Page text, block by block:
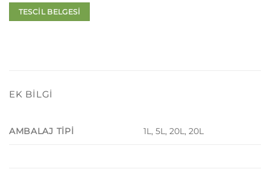
TESCİL BELGESİ
EK BILGI
AMBALAJ TIPI 1L, 5L, 20L, 20L